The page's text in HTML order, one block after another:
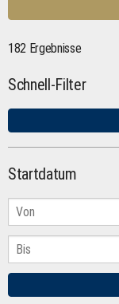
182 Ergebnisse
Schnell-Filter
Startdatum